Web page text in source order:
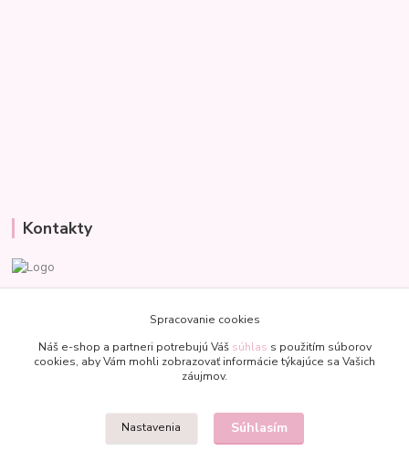
Kontakty
+421 907 977 470
bublinkapu@gmail.com
Spracovanie cookies
Náš e-shop a partneri potrebujú Váš súhlas s použitím súborov
cookies, aby Vám mohli zobrazovať informácie týkajúce sa Vašich
záujmov.
Nastavenia Súhlasím